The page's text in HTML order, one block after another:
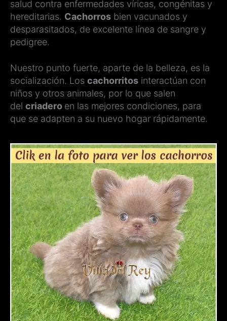
salud contra enfermedades víricas, congénitas y
hereditarias. Cachorros bien vacunados y
desparasitados, de excelente línea de sangre y
pedigree.
Nuestro punto fuerte, aparte de la belleza, es la
socialización. Los cachorritos interactúan con
niños y otros animales, por lo que salen
del criadero en las mejores condiciones, para
que se adapten a su nuevo hogar rápidamente.